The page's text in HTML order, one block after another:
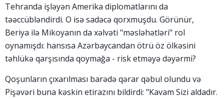
Tehranda işləyən Amerika diplomatlarını da
təəccübləndirdi. O isə sadəcə qorxmuşdu. Görünür,
Beriya ilə Mikoyanın da xəlvəti "məsləhətləri" rol
oynamışdı: hansısa Azərbaycandan ötrü öz ölkəsini
təhlükə qarşısında qoymağa - risk etməyə dəyərmi?
Qoşunların çıxarılması barədə qərar qəbul olundu və
Pişəvəri buna kəskin etirazını bildirdi: "Kavam Sizi aldadır.